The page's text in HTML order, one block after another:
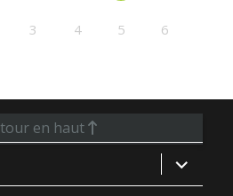
3 4 5 6
en haut
ouvrir
le
sous-